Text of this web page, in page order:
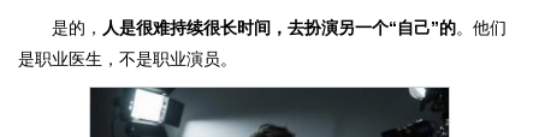
是的， 人是很难持续很长时间，去扮演另一个“自己”的。他们
是职业医生，不是职业演员。